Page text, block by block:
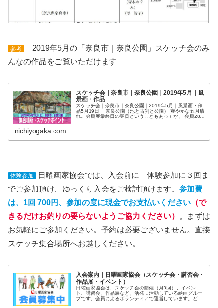
参考
2019年5月の「奈良市｜奈良公園」スケッチ会のみ
んなの作品をご覧いただけます
スケッチ会｜奈良市｜奈良公園｜2019年5月｜風
景画・作品
スケッチ会｜奈良市｜奈良公園｜2019年5月｜風景画・作
品5月19日 奈良公園（池と古刹と公園） 爽やかな五月晴
れ。会員展最終日の翌日ということもあってか、 会員28
nichiyogaka.com
体験参加
日曜画家協会では、入会前に 体験参加に３回ま
でご参加頂け、ゆっくり入会をご検討頂けます。 参加費
は、1回 700円、参加の度に現金でお支払いください （で
きるだけお釣りの要らないようご協力ください）
。まずは
お気軽にご参加ください。予約は必要ございません。直接
スケッチ集合場所へお越しください。
入会案内｜日曜画家協会（スケッチ会・講習会・
作品展・イベント）
日曜画家協会は、スケッチ会の開催（月3回）、イベン
ト、講習会、作品展など、活発に活動している絵画グルー
プです。会員によるボランティアで運営しています。どな